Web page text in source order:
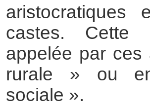
aristocratiques
castes. Cette
appelée par ces
rurale » ou
sociale ».